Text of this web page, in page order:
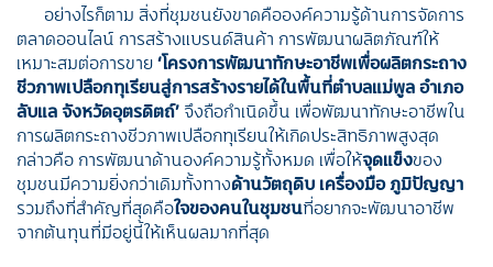
อย่างไรก็ตาม สิ่งที่ชุมชนยังขาดคือองค์ความรู้ด้านการจัดการ
ตลาดออนไลน์ การสร้างแบรนด์สินค้า การพัฒนาผลิตภัณฑ์ให้
เหมาะสมต่อการขาย‘โครงการพัฒนาทักษะอาชีพเพื่อผลิตกระถาง
ชีวภาพเปลือกทุเรียนสู่การสร้างรายได้ในพื้นที่ตำบลแม่พูล อำเภอ
ลับแล จังหวัดอุตรดิตถ์’ จึงถือกำเนิดขึ้น เพื่อพัฒนาทักษะอาชีพใน
การผลิตกระถางชีวภาพเปลือกทุเรียนให้เกิดประสิทธิภาพสูงสุด
กล่าวคือ การพัฒนาด้านองค์ความรู้ทั้งหมด เพื่อให้จุดแข็งของ
ชุมชนมีความยิ่งกว่าเดิมทั้งทางด้านวัตถุดิบ เครื่องมือ ภูมิปัญญา
รวมถึงที่สำคัญที่สุดคือใจของคนในชุมชนที่อยากจะพัฒนาอาชีพ
จากต้นทุนที่มีอยู่นี้ให้เห็นผลมากที่สุด